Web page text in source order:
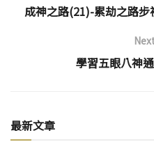
成神之路(21)-累劫之路
學習五眼八神
最新文章